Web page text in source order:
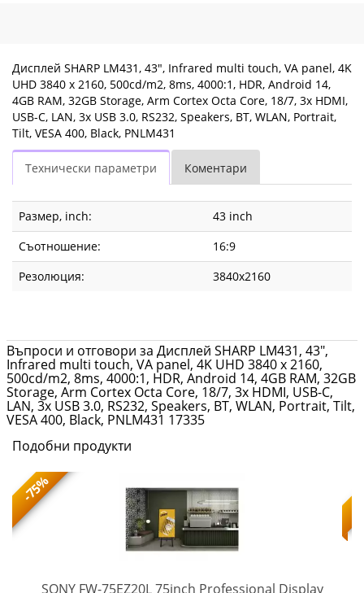
Core,
18/7,
3x
HDMI,
USB-
C,
LAN,
3x
3.0,
RS232,
Speakers,
BT,
WLAN,
Portrait,
Дисплей SHARP LM431, 43", Infrared multi touch, VA panel, 4K
UHD 3840 x 2160, 500cd/m2, 8ms, 4000:1, HDR, Android 14,
4GB RAM, 32GB Storage, Arm Cortex Octa Core, 18/7, 3x HDMI,
USB-C, LAN, 3x USB 3.0, RS232, Speakers, BT, WLAN, Portrait,
Tilt, VESA 400, Black, PNLM431
Технически параметри Коментари
Размер, inch:
43 inch
Съотношение:
16:9
Резолюция:
3840x2160
Въпроси и отговори за Дисплей SHARP LM431, 43",
Infrared multi touch, VA panel, 4K UHD 3840 x 2160,
500cd/m2, 8ms, 4000:1, HDR, Android 14, 4GB RAM, 32GB
Storage, Arm Cortex Octa Core, 18/7, 3x HDMI, USB-C,
LAN, 3x USB 3.0, RS232, Speakers, BT, WLAN, Portrait, Tilt,
VESA 400, Black, PNLM431 17335
Подобни продукти
-75%
SONY FW-75EZ20L 75inch Professional Display